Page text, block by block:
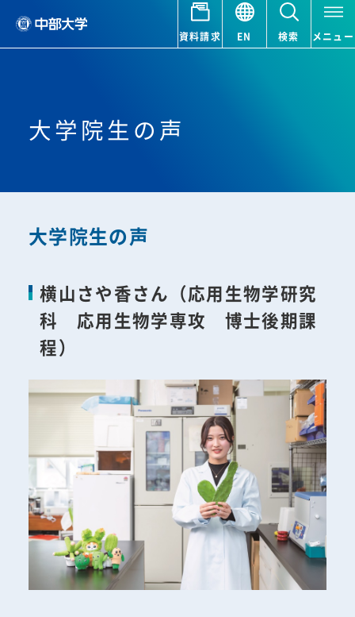
資料請求 EN 検索 メニュー
大学院生の声
大学院生の声
横山さや香さん（応用生物学研究
科 応用生物学専攻 博士後期課
程）